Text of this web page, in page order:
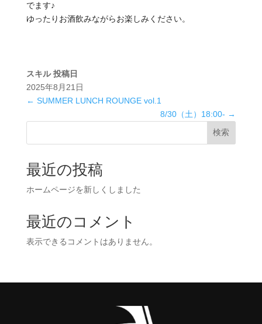
でます♪
ゆったりお酒飲みながらお楽しみください。
スキル 投稿日
2025年8月21日
← SUMMER LUNCH ROUNGE vol.1
8/30（土）18:00- →
検索
最近の投稿
ホームページを新しくしました
最近のコメント
表示できるコメントはありません。